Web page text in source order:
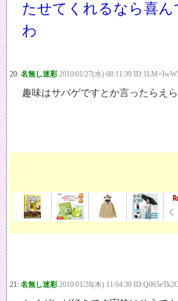
たせてくれるなら喜ん
わ
20: 名無し迷彩 2010/01/27(水) 08:11:39
趣味はサバゲですとか言ったらえ
21: 名無し迷彩 2010/01/28(木) 11:04:30